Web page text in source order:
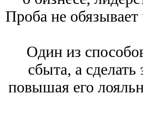
Проба не обязывает
Один из
сбыта, а
повышая его